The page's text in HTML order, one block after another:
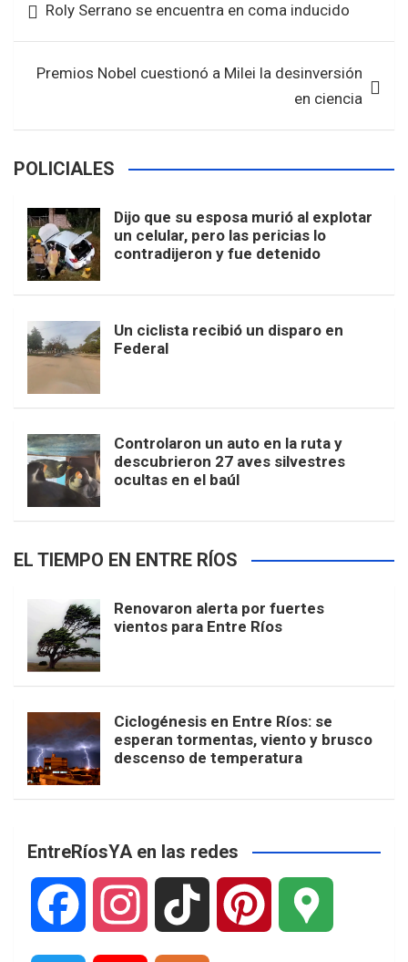
o
o
k
A
p
p
de
entradas
Roly Serrano se encuentra en coma inducido
Premios Nobel cuestionó a Milei la desinversión
en ciencia
POLICIALES
Dijo que su esposa murió al explotar
un celular, pero las pericias lo
contradijeron y fue detenido
Un ciclista recibió un disparo en
Federal
Controlaron un auto en la ruta y
descubrieron 27 aves silvestres
ocultas en el baúl
EL TIEMPO EN ENTRE RÍOS
Renovaron alerta por fuertes
vientos para Entre Ríos
Ciclogénesis en Entre Ríos: se
esperan tormentas, viento y brusco
descenso de temperatura
EntreRíosYA en las redes